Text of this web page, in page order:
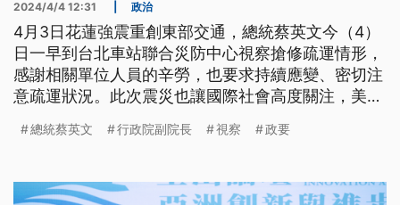
2024/4/4 12:31 政治
4月3日花蓮強震重創東部交通，總統蔡英文今（4）
日一早到台北車站聯合災防中心視察搶修疏運情形，
感謝相關單位人員的辛勞，也要求持續應變、密切注
意疏運狀況。此次震災也讓國際社會高度關注，美國
援助台灣。
總統蔡英文 行政院副院長 視察 政要